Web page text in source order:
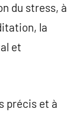
du stress, à
la
et
précis et à